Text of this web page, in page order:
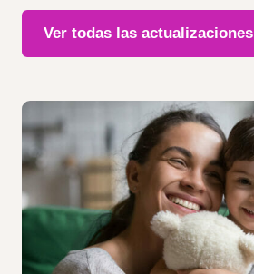
Ver todas las actualizaciones